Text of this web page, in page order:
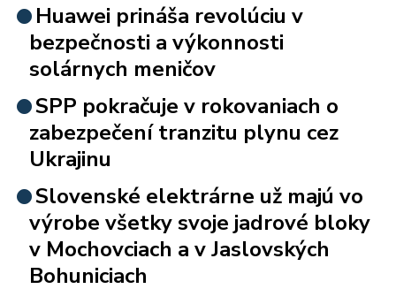
Huawei prináša revolúciu v
bezpečnosti a výkonnosti
solárnych meničov
SPP pokračuje v rokovaniach o
zabezpečení tranzitu plynu cez
Ukrajinu
Slovenské elektrárne už majú vo
výrobe všetky svoje jadrové bloky
v Mochovciach a v Jaslovských
Bohuniciach